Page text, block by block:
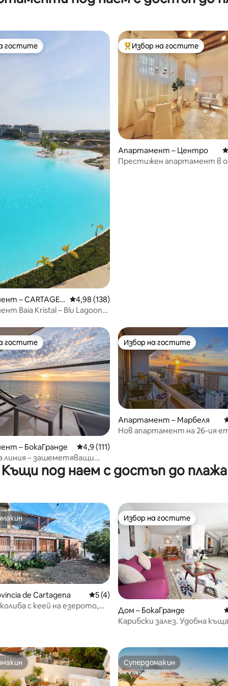
залеза.
5, 52 отзива
гостите
гостите
– CARTAGEN Средна оценка: 4,98 от 5, 138 отзива
4,98 (138)
Baia Kristal – Blu Lagoon
Най-популярен избор на
Избор на гостите
Апартамент – Центро
Престижен апартамент в
5, 516 отзива
гостите
гостите
– БокаГранде Средна оценка: 4,9 от 5, 111 отзива
4,9 (111)
линия – зашеметяващи
луксозен апартамент
Избор на гостите
Избор на гостите
Апартамент – Марбеля
Нов апартамент на 26-ия
Къщи под наем с достъп до плажа
5, 75 отзива
de Cartagena Средна оценка: 5 от 5, 4 отзива
5 (4)
с кеей на езерото,
Избор на гостите
Избор на гостите
Дом – БокаГранде
Карибски залез. Удобна
Супердомакин
Супердомакин